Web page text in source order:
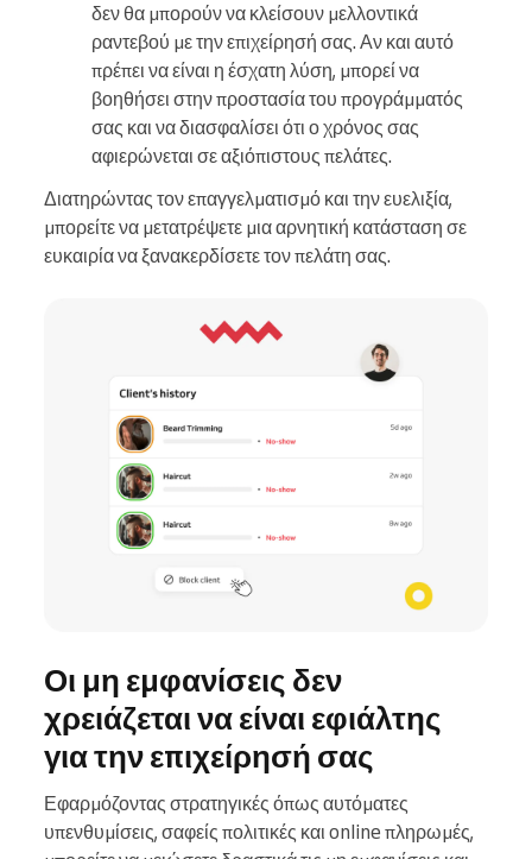
δεν θα μπορούν να κλείσουν μελλοντικά
ραντεβού με την επιχείρησή σας. Αν και αυτό
πρέπει να είναι η έσχατη λύση, μπορεί να
βοηθήσει στην προστασία του προγράμματός
σας και να διασφαλίσει ότι ο χρόνος σας
αφιερώνεται σε αξιόπιστους πελάτες.
Διατηρώντας τον επαγγελματισμό και την ευελιξία,
μπορείτε να μετατρέψετε μια αρνητική κατάσταση σε
ευκαιρία να ξανακερδίσετε τον πελάτη σας.
Οι μη εμφανίσεις δεν
χρειάζεται να είναι εφιάλτης
για την επιχείρησή σας
Εφαρμόζοντας στρατηγικές όπως αυτόματες
υπενθυμίσεις, σαφείς πολιτικές και online πληρωμές,